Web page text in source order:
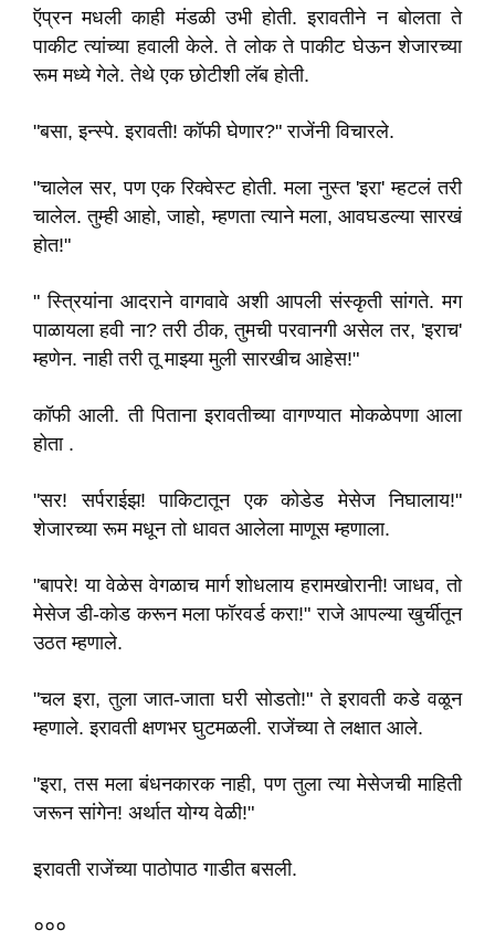
ऍप्रन मधली काही मंडळी उभी होती. इरावतीने न बोलता ते
पाकीट त्यांच्या हवाली केले. ते लोक ते पाकीट घेऊन शेजारच्या
रूम मध्ये गेले. तेथे एक छोटीशी लॅब होती.
"बसा, इन्स्पे. इरावती! कॉफी घेणार?" राजेंनी विचारले.
"चालेल सर, पण एक रिक्वेस्ट होती. मला नुस्त 'इरा' म्हटलं तरी
चालेल. तुम्ही आहो, जाहो, म्हणता त्याने मला, आवघडल्या सारखं
होत!"
" स्त्रियांना आदराने वागवावे अशी आपली संस्कृती सांगते. मग
पाळायला हवी ना? तरी ठीक, तुमची परवानगी असेल तर, 'इराच'
म्हणेन. नाही तरी तू माझ्या मुली सारखीच आहेस!"
कॉफी आली. ती पिताना इरावतीच्या वागण्यात मोकळेपणा आला
होता .
"सर! सर्पराईझ! पाकिटातून एक कोडेड मेसेज निघालाय!"
शेजारच्या रूम मधून तो धावत आलेला माणूस म्हणाला.
"बापरे! या वेळेस वेगळाच मार्ग शोधलाय हरामखोरानी! जाधव, तो
मेसेज डी-कोड करून मला फॉरवर्ड करा!" राजे आपल्या खुर्चीतून
उठत म्हणाले.
"चल इरा, तुला जात-जाता घरी सोडतो!" ते इरावती कडे वळून
म्हणाले. इरावती क्षणभर घुटमळली. राजेंच्या ते लक्षात आले.
"इरा, तस मला बंधनकारक नाही, पण तुला त्या मेसेजची माहिती
जरून सांगेन! अर्थात योग्य वेळी!"
इरावती राजेंच्या पाठोपाठ गाडीत बसली.
०००